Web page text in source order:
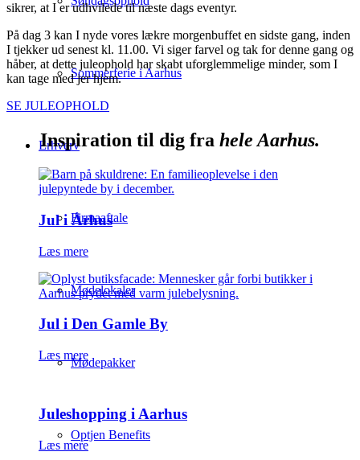
Sommerferie i Aarhus
Erhverv
Firmaaftale
Mødelokaler
Mødepakker
Optjen Benefits
sikrer, at I er udhvilede til næste dags eventyr.
På dag 3 kan I nyde vores lækre morgenbuffet en sidste gang, inden
I tjekker ud senest kl. 11.00. Vi siger farvel og tak for denne gang og
håber, at dette juleophold har skabt uforglemmelige minder, som I
kan tage med jer hjem.
SE JULEOPHOLD
Inspiration til dig fra hele Aarhus.
Jul i Århus
Læs mere
Jul i Den Gamle By
Læs mere
Juleshopping i Aarhus
Læs mere